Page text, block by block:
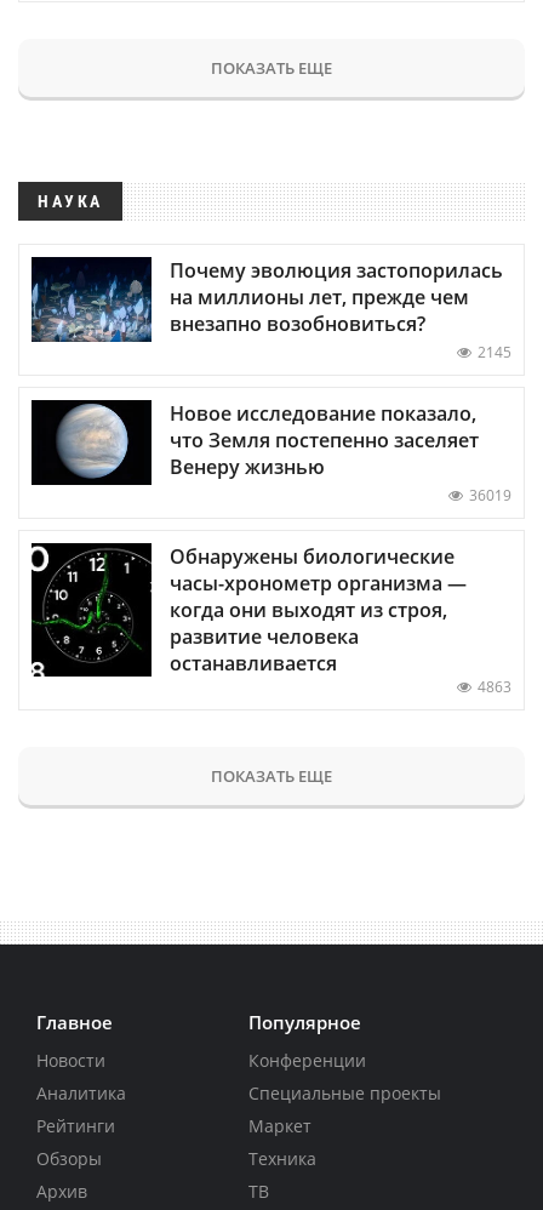
ПОКАЗАТЬ ЕЩЕ
НАУКА
Почему эволюция застопорилась
на миллионы лет, прежде чем
внезапно возобновиться?
2145
Новое исследование показало,
что Земля постепенно заселяет
Венеру жизнью
36019
Обнаружены биологические
часы-хронометр организма —
когда они выходят из строя,
развитие человека
останавливается
4863
ПОКАЗАТЬ ЕЩЕ
Главное
Новости
Аналитика
Рейтинги
Обзоры
Архив
Популярное
Конференции
Специальные проекты
Маркет
Техника
ТВ